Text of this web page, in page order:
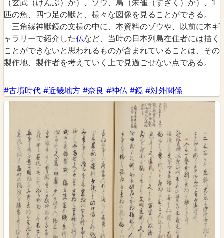
（玄武（げんぶ）か）、ゾウ、鳥（朱雀（すざく）か）、1
匹の魚、四つ足の獣と、様々な図像を見ることができる。
三角縁神獣鏡の文様の中に、本資料のゾウや、以前に本ギ
ャラリーで紹介した仏など、当時の日本列島在住者には描く
ことができないと思われるものが含まれていることは、その
製作地、製作者を考えていく上で見過ごせない点である。
#古墳時代 #近畿地方 #奈良 #神仏 #鏡 #対外関係